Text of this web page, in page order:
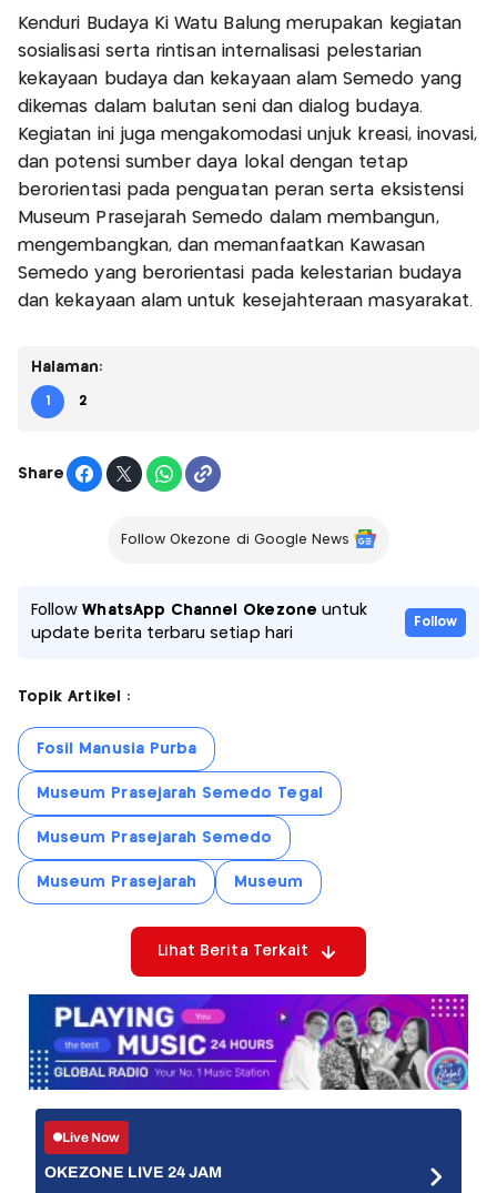
Kenduri Budaya Ki Watu Balung merupakan kegiatan
sosialisasi serta rintisan internalisasi pelestarian
kekayaan budaya dan kekayaan alam Semedo yang
dikemas dalam balutan seni dan dialog budaya.
Kegiatan ini juga mengakomodasi unjuk kreasi, inovasi,
dan potensi sumber daya lokal dengan tetap
berorientasi pada penguatan peran serta eksistensi
Museum Prasejarah Semedo dalam membangun,
mengembangkan, dan memanfaatkan Kawasan
Semedo yang berorientasi pada kelestarian budaya
dan kekayaan alam untuk kesejahteraan masyarakat.
Halaman:
1 2
Share
Follow Okezone di Google News
FollowWhatsApp Channel Okezone untuk
update berita terbaru setiap hari
Follow
Topik Artikel :
Fosil Manusia Purba
Museum Prasejarah Semedo Tegal
Museum Prasejarah Semedo
Museum Prasejarah Museum
Lihat Berita Terkait
Live Now
OKEZONE LIVE 24 JAM